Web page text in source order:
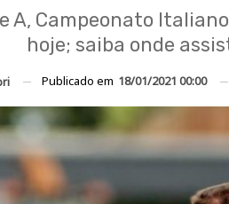
A, Campeonato
hoje; saiba onde
Publicado em 18/01/2021 00:00